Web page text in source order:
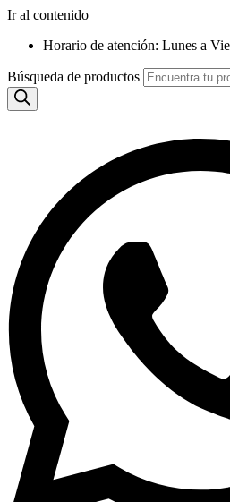
Ir al contenido
Horario de atención: Lunes a
Búsqueda de productos